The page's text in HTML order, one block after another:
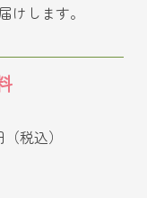
けします。
税込）